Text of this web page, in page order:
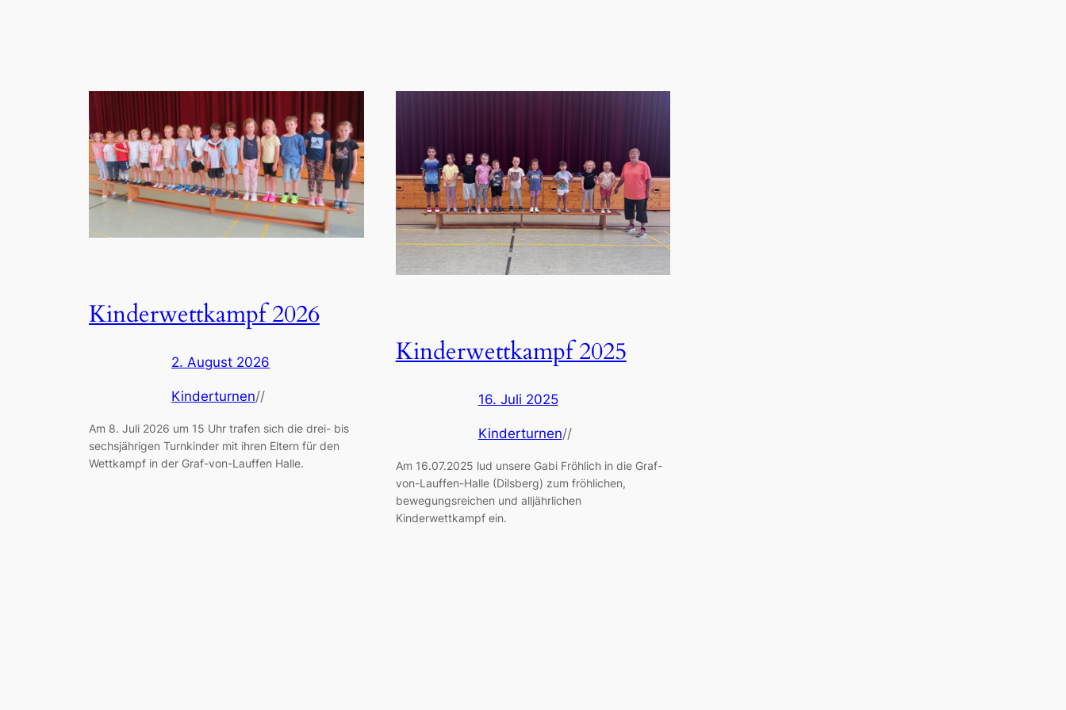
Kinderwettkampf 2026
2. August 2026
Kinderturnen//
Am 8. Juli 2026 um 15 Uhr trafen sich die drei- bis
sechsjährigen Turnkinder mit ihren Eltern für den
Wettkampf in der Graf-von-Lauffen Halle.
Kinderwettkampf 2025
16. Juli 2025
Kinderturnen//
Am 16.07.2025 lud unsere Gabi Fröhlich in die Graf-
von-Lauffen-Halle (Dilsberg) zum fröhlichen,
bewegungsreichen und alljährlichen
Kinderwettkampf ein.